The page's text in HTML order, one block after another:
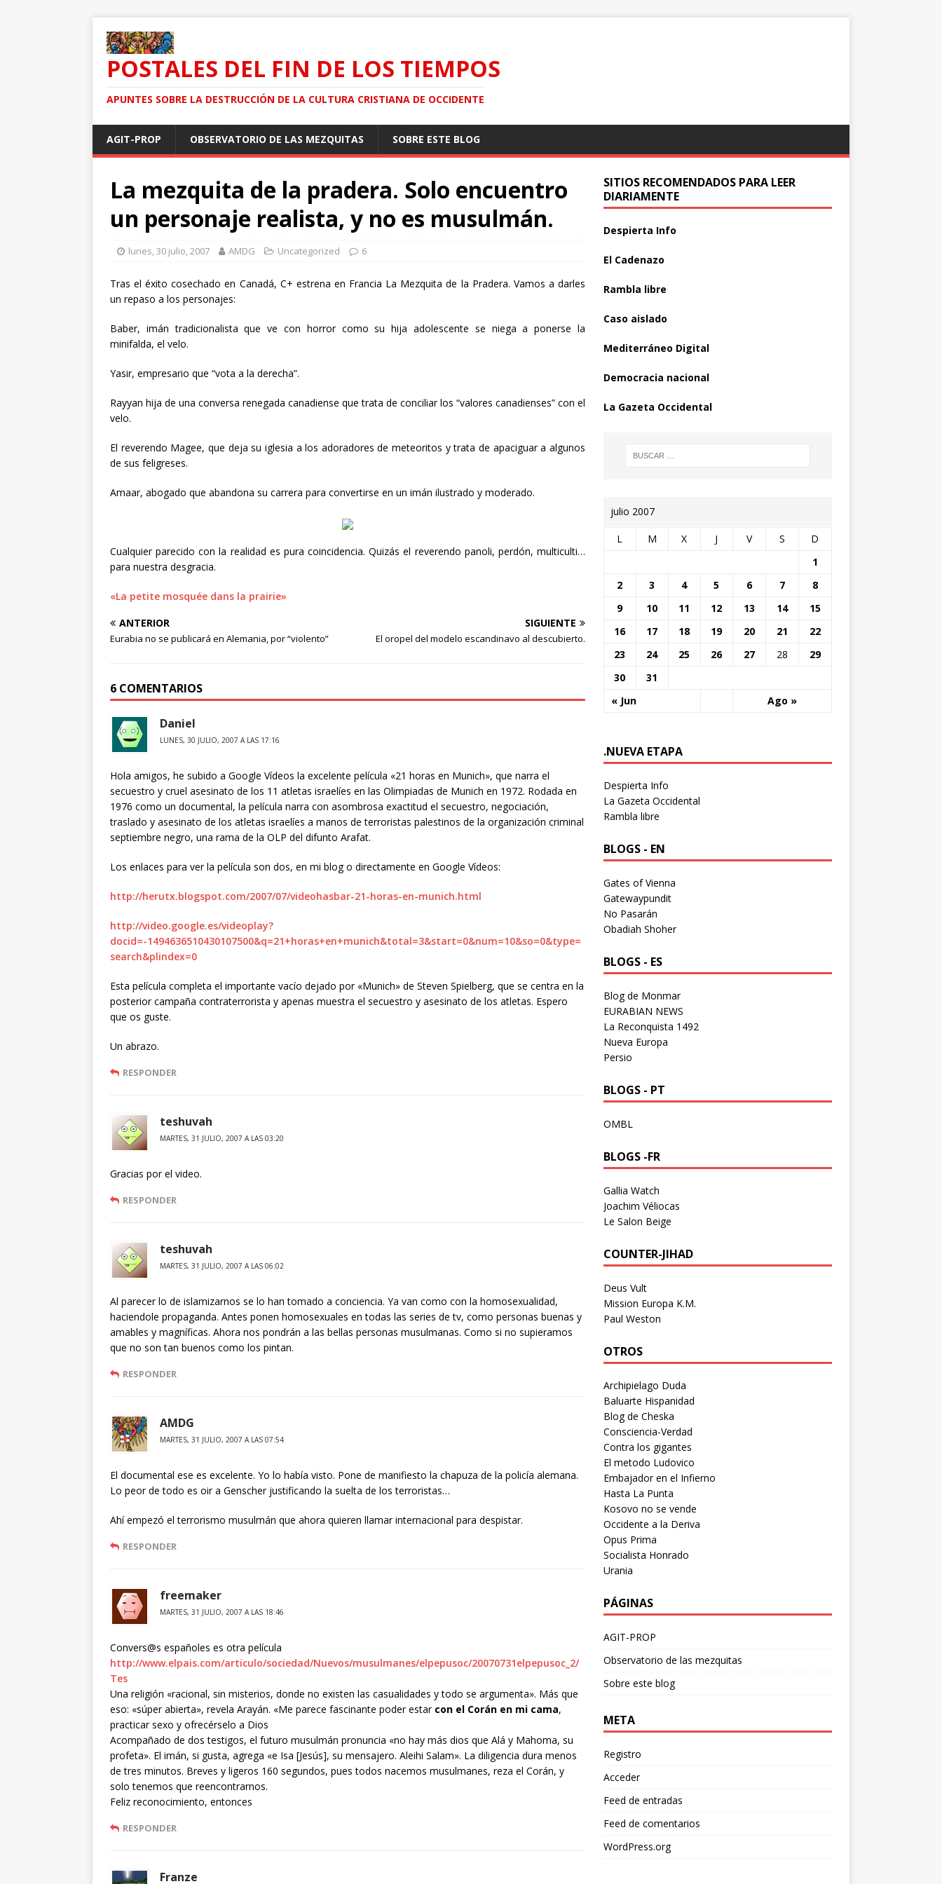
POSTALES DEL FIN DE LOS TIEMPOS
APUNTES SOBRE LA DESTRUCCIÓN DE LA CULTURA CRISTIANA DE OCCIDENTE
AGIT-PROP OBSERVATORIO DE LAS MEZQUITAS SOBRE ESTE BLOG
La mezquita de la pradera. Solo encuentro
un personaje realista, y no es musulmán.
lunes, 30 julio, 2007 AMDG Uncategorized 6
Tras el éxito cosechado en Canadá, C+ estrena en Francia La Mezquita de la Pradera. Vamos a darles
un repaso a los personajes:
Baber, imán tradicionalista que ve con horror como su hija adolescente se niega a ponerse la
minifalda, el velo.
Yasir, empresario que “vota a la derecha”.
Rayyan hija de una conversa renegada canadiense que trata de conciliar los “valores canadienses” con el
velo.
El reverendo Magee, que deja su iglesia a los adoradores de meteoritos y trata de apaciguar a algunos
de sus feligreses.
Amaar, abogado que abandona su carrera para convertirse en un imán ilustrado y moderado.
Cualquier parecido con la realidad es pura coincidencia. Quizás el reverendo panoli, perdón, multiculti…
para nuestra desgracia.
«La petite mosquée dans la prairie»
ANTERIOR
Eurabia no se publicará en Alemania, por “violento”
SIGUIENTE
El oropel del modelo escandinavo al descubierto.
6 COMENTARIOS
Daniel
LUNES, 30 JULIO, 2007 A LAS 17:16
Hola amigos, he subido a Google Vídeos la excelente película «21 horas en Munich», que narra el
secuestro y cruel asesinato de los 11 atletas israelíes en las Olimpiadas de Munich en 1972. Rodada en
1976 como un documental, la película narra con asombrosa exactitud el secuestro, negociación,
traslado y asesinato de los atletas israelíes a manos de terroristas palestinos de la organización criminal
septiembre negro, una rama de la OLP del difunto Arafat.
Los enlaces para ver la película son dos, en mi blog o directamente en Google Vídeos:
http://herutx.blogspot.com/2007/07/videohasbar-21-horas-en-munich.html
http://video.google.es/videoplay?
docid=-1494636510430107500&q=21+horas+en+munich&total=3&start=0&num=10&so=0&type=
search&plindex=0
Esta película completa el importante vacío dejado por «Munich» de Steven Spielberg, que se centra en la
posterior campaña contraterrorista y apenas muestra el secuestro y asesinato de los atletas. Espero
que os guste.
Un abrazo.
RESPONDER
teshuvah
MARTES, 31 JULIO, 2007 A LAS 03:20
Gracias por el video.
RESPONDER
teshuvah
MARTES, 31 JULIO, 2007 A LAS 06:02
Al parecer lo de islamizarnos se lo han tomado a conciencia. Ya van como con la homosexualidad,
haciendole propaganda. Antes ponen homosexuales en todas las series de tv, como personas buenas y
amables y magníficas. Ahora nos pondrán a las bellas personas musulmanas. Como si no supieramos
que no son tan buenos como los pintan.
RESPONDER
AMDG
MARTES, 31 JULIO, 2007 A LAS 07:54
El documental ese es excelente. Yo lo había visto. Pone de manifiesto la chapuza de la policía alemana.
Lo peor de todo es oir a Genscher justificando la suelta de los terroristas…
Ahí empezó el terrorismo musulmán que ahora quieren llamar internacional para despistar.
RESPONDER
freemaker
MARTES, 31 JULIO, 2007 A LAS 18:46
Convers@s españoles es otra película
http://www.elpais.com/articulo/sociedad/Nuevos/musulmanes/elpepusoc/20070731elpepusoc_2/
Tes
Una religión «racional, sin misterios, donde no existen las casualidades y todo se argumenta». Más que
eso: «súper abierta», revela Arayán. «Me parece fascinante poder estar con el Corán en mi cama,
practicar sexo y ofrecérselo a Dios
Acompañado de dos testigos, el futuro musulmán pronuncia «no hay más dios que Alá y Mahoma, su
profeta». El imán, si gusta, agrega «e Isa [Jesús], su mensajero. Aleihi Salam». La diligencia dura menos
de tres minutos. Breves y ligeros 160 segundos, pues todos nacemos musulmanes, reza el Corán, y
solo tenemos que reencontrarnos.
Feliz reconocimiento, entonces
RESPONDER
Franze
SITIOS RECOMENDADOS PARA LEER
DIARIAMENTE
Despierta Info
El Cadenazo
Rambla libre
Caso aislado
Mediterráneo Digital
Democracia nacional
La Gazeta Occidental
julio 2007
L M X J V S D
« Jun Ago »
1
2
3 4 5 6 7
8
9
10 11 12 13 14
15
16
17 18 19 20 21
22
23
24 25 26 27 28
29
30
31
.NUEVA ETAPA
Despierta Info
La Gazeta Occidental
Rambla libre
BLOGS - EN
Gates of Vienna
Gatewaypundit
No Pasarán
Obadiah Shoher
BLOGS - ES
Blog de Monmar
EURABIAN NEWS
La Reconquista 1492
Nueva Europa
Persio
BLOGS - PT
OMBL
BLOGS -FR
Gallia Watch
Joachim Véliocas
Le Salon Beige
COUNTER-JIHAD
Deus Vult
Mission Europa K.M.
Paul Weston
OTROS
Archipielago Duda
Baluarte Hispanidad
Blog de Cheska
Consciencia-Verdad
Contra los gigantes
El metodo Ludovico
Embajador en el Infierno
Hasta La Punta
Kosovo no se vende
Occidente a la Deriva
Opus Prima
Socialista Honrado
Urania
PÁGINAS
AGIT-PROP
Observatorio de las mezquitas
Sobre este blog
META
Registro
Acceder
Feed de entradas
Feed de comentarios
WordPress.org